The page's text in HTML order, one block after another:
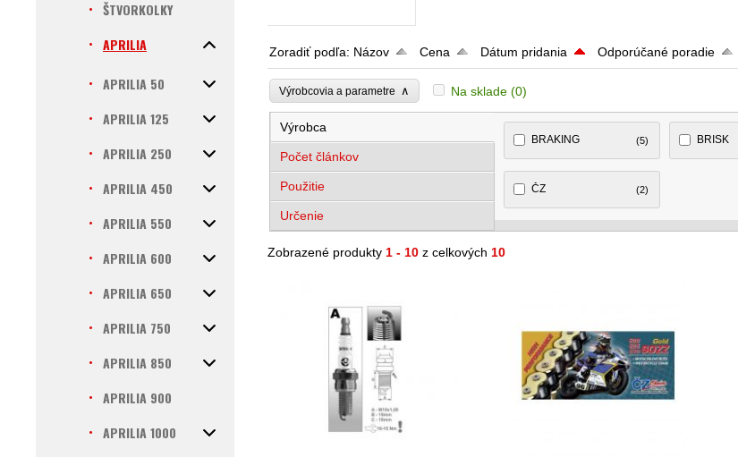
ŠTVORKOLKY
APRILIA
APRILIA 50
APRILIA 125
APRILIA 250
APRILIA 450
APRILIA 550
APRILIA 600
APRILIA 650
APRILIA 750
APRILIA 850
APRILIA 900
APRILIA 1000
Zoradiť podľa: Názov Cena Dátum pridania Odporúčané poradie
Výrobcovia a parametre ∧ Na sklade (0)
Výrobca
Počet článkov
Použitie
Určenie
BRAKING (5) BRISK
ČZ (2)
Zobrazené produkty 1 - 10 z celkových 10